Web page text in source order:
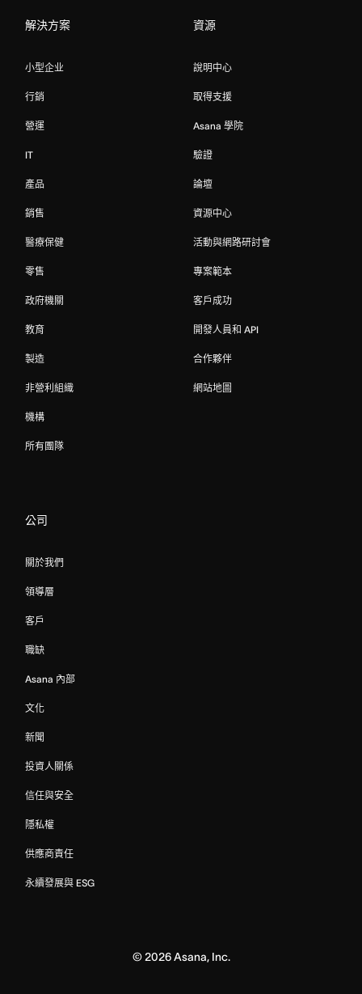
解決方案
小型企业
行銷
營運
IT
產品
銷售
醫療保健
零售
政府機關
教育
製造
非營利組織
機構
所有團隊
資源
說明中心
取得支援
Asana 學院
驗證
論壇
資源中心
活動與網路研討會
專案範本
客戶成功
開發人員和 API
合作夥伴
網站地圖
公司
關於我們
領導層
客戶
職缺
Asana 內部
文化
新聞
投資人關係
信任與安全
隱私權
供應商責任
永續發展與 ESG
©2026Asana, Inc.